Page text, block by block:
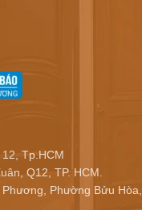
Tp.HCM
Q12, TP. HCM.
Phường Bửu Hòa,